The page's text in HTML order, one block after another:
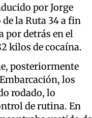
por Jorge
la Ruta 34 a fin
por detrás en el
kilos de cocaína.
posteriormente
los
rodado, lo
de rutina. En